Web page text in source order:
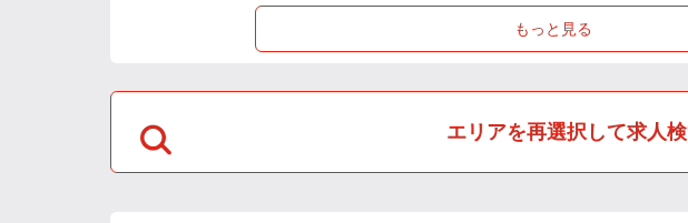
もっと見る
エリアを再選択して求人